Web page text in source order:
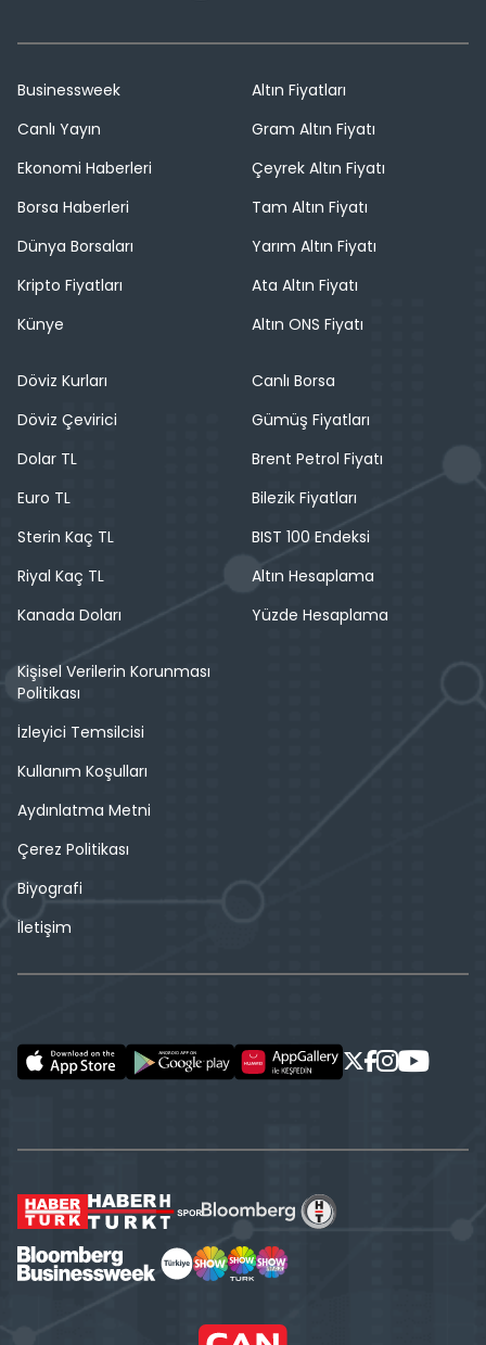
Businessweek
Canlı Yayın
Ekonomi Haberleri
Borsa Haberleri
Dünya Borsaları
Kripto Fiyatları
Künye
Altın Fiyatları
Gram Altın Fiyatı
Çeyrek Altın Fiyatı
Tam Altın Fiyatı
Yarım Altın Fiyatı
Ata Altın Fiyatı
Altın ONS Fiyatı
Döviz Kurları
Döviz Çevirici
Dolar TL
Euro TL
Sterin Kaç TL
Riyal Kaç TL
Kanada Doları
Canlı Borsa
Gümüş Fiyatları
Brent Petrol Fiyatı
Bilezik Fiyatları
BIST 100 Endeksi
Altın Hesaplama
Yüzde Hesaplama
Kişisel Verilerin Korunması
Politikası
İzleyici Temsilcisi
Kullanım Koşulları
Aydınlatma Metni
Çerez Politikası
Biyografi
İletişim